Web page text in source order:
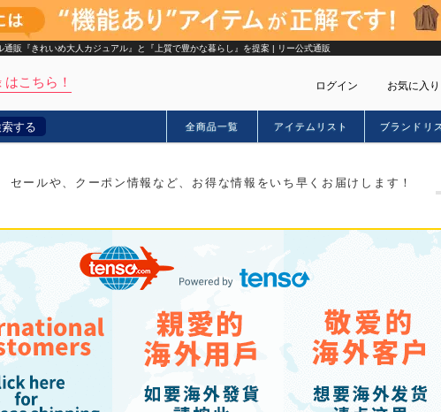
販『きれいめ大人カジュアル』と『上質で豊かな暮らし』を提案 | リー公式通販
こちら！ ログイン お気に入り
する 全商品一覧 アイテムリスト ブランドリ
セールや、クーポン情報など、お得な情報をいち早くお届けします！